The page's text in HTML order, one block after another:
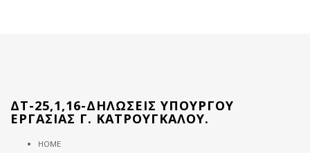
ΔΤ-25,1,16-ΔΗΛΏΣΕΙΣ ΥΠΟΥΡΓΟΎ
ΕΡΓΑΣΊΑΣ Γ. ΚΑΤΡΟΎΓΚΑΛΟΥ.
HOME